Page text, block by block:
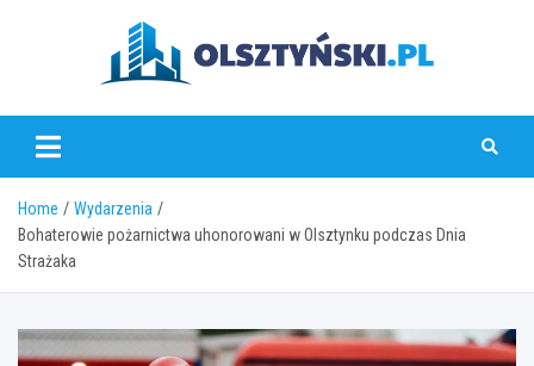
olsztynski.pl
Home
Wydarzenia
Bohaterowie pożarnictwa uhonorowani w Olsztynku podczas Dnia
Strażaka